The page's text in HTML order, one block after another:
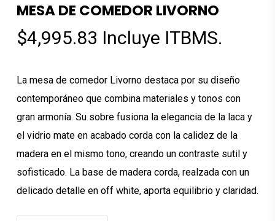
MESA DE COMEDOR LIVORNO
$4,995.83 Incluye ITBMS.
La mesa de comedor Livorno destaca por su diseño
contemporáneo que combina materiales y tonos con
gran armonía. Su sobre fusiona la elegancia de la laca y
el vidrio mate en acabado corda con la calidez de la
madera en el mismo tono, creando un contraste sutil y
sofisticado. La base de madera corda, realzada con un
delicado detalle en off white, aporta equilibrio y claridad.